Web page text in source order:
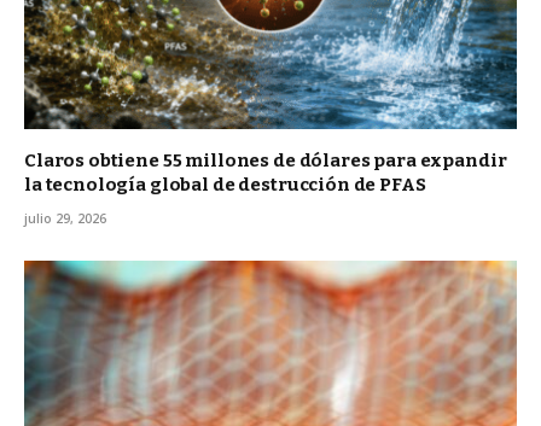
Claros obtiene 55 millones de dólares para expandir
la tecnología global de destrucción de PFAS
julio 29, 2026